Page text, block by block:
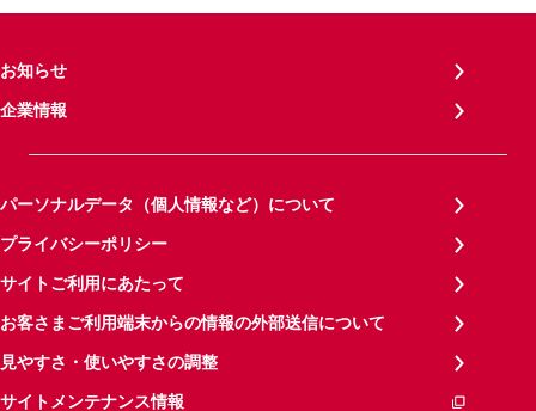
お知らせ
企業情報
パーソナルデータ（個人情報など）について
プライバシーポリシー
サイトご利用にあたって
お客さまご利用端末からの情報の外部送信について
見やすさ・使いやすさの調整
サイトメンテナンス情報